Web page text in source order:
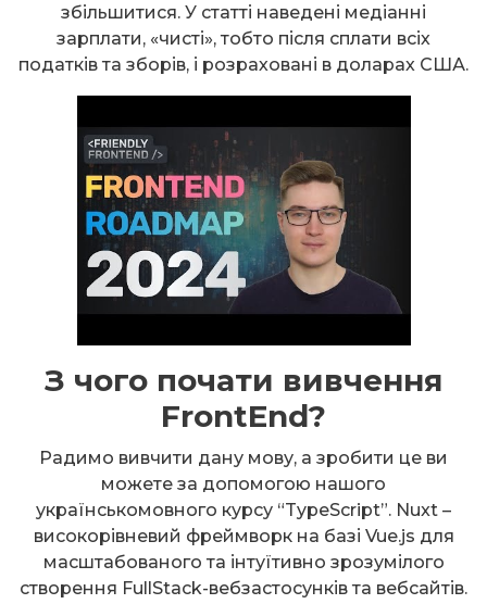
збільшитися. У статті наведені медіанні
зарплати, «чисті», тобто після сплати всіх
податків та зборів, і розраховані в доларах США.
З чого почати вивчення
FrontEnd?
Радимо вивчити дану мову, а зробити це ви
можете за допомогою нашого
українськомовного курсу “TypeScript”. Nuxt –
високорівневий фреймворк на базі Vue.js для
масштабованого та інтуїтивно зрозумілого
створення FullStack-вебзастосунків та вебсайтів.